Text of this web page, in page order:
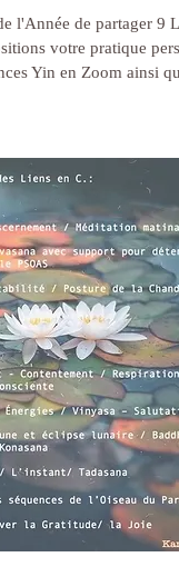
l'Année de partager 9
votre pratique
Yin en Zoom ainsi